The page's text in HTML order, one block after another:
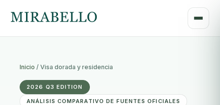
Inicio / Visa dorada y residencia
2026 Q3 EDITION
ANÁLISIS COMPARATIVO DE FUENTES OFICIALES